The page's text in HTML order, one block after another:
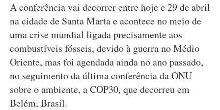
A conferência vai decorrer entre hoje e 29 de abril
na cidade de Santa Marta e acontece no meio de
uma crise mundial ligada precisamente aos
combustíveis fósseis, devido à guerra no Médio
Oriente, mas foi agendada ainda no ano passado,
no seguimento da última conferência da ONU
sobre o ambiente, a COP30, que decorreu em
Belém, Brasil.